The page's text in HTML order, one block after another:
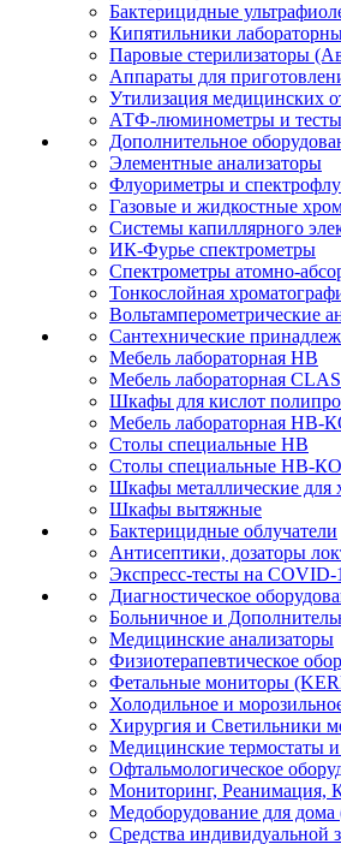
Бактерицидные
Кипятильники
Паровые стерилизаторы
Аппараты для
Утилизация медицинских
АТФ-люминометры и
Дополнительное
Элементные анализаторы
Флуориметры и
Газовые и жидкостные
Системы капиллярного
ИК-Фурье спектрометры
Спектрометры атомно-
Тонкослойная
Вольтамперометрические
Сантехнические
Мебель лабораторная НВ
Мебель лабораторная
Шкафы для кислот
Мебель лабораторная
Столы специальные НВ
Столы специальные НВ-
Шкафы металлические
Шкафы вытяжные
Бактерицидные облучатели
Антисептики, дозаторы
Экспресс-тесты на
Диагностическое
Больничное и
Медицинские анализаторы
Физиотерапевтическое
Фетальные мониторы
Холодильное и
Хирургия и Светильники
Медицинские термостаты
Офтальмологическое
Мониторинг, Реанимация,
Медоборудование для дома
Средства индивидуальной